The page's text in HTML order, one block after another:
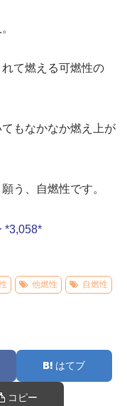
て燃える可燃性の
もなかなか燃え上が
う、自燃性です。
*3,058*
他燃性
自燃性
はてブ
コピー